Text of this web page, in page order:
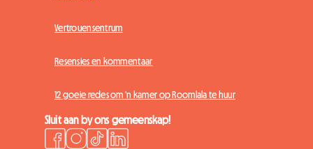
Vertrouensentrum
Resensies en kommentaar
12 goeie redes om 'n kamer op Roomlala te huur
Sluit aan by ons gemeenskap!